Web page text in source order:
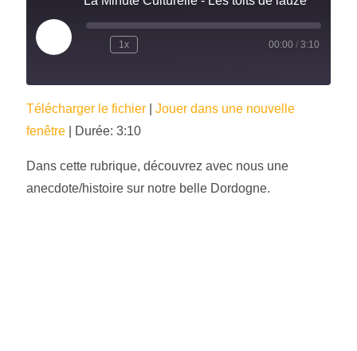
1x 00:00 / 3:10
Télécharger le fichier
Jouer dans une nouvelle
fenêtre
Durée: 3:10
Dans cette rubrique, découvrez avec nous une
anecdote/histoire sur notre belle Dordogne.